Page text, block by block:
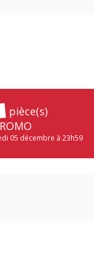
pièce(s)
05 décembre à 23h59